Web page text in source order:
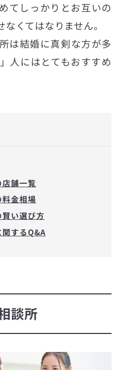
てしっかりとお互いの
くてはなりません。
は結婚に真剣な方が多
人にはとてもおすすめ
舗一覧
金相場
い選び方
するQ&A
談所